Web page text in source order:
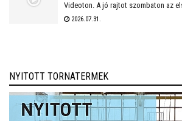
Videoton. A jó rajtot szombaton az
követi, a tavaly még NB I-es
2026.07.31.
NYITOTT TORNATERMEK